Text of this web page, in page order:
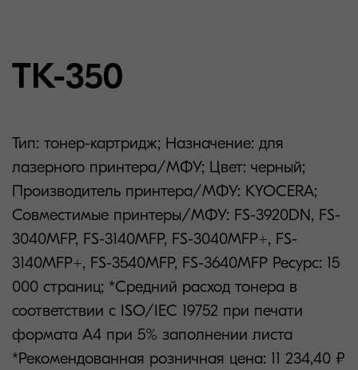
TK-350
Тип: тонер-картридж; Назначение: для
лазерного принтера/МФУ; Цвет: черный;
Производитель принтера/МФУ: KYOCERA;
Совместимые принтеры/МФУ: FS-3920DN, FS-
3040MFP, FS-3140MFP, FS-3040MFP+, FS-
3140MFP+, FS-3540MFP, FS-3640MFP Ресурс: 15
000 страниц; *Средний расход тонера в
соответствии с ISO/IEC 19752 при печати
формата А4 при 5% заполнении листа
*Рекомендованная розничная цена: 11 234,40 ₽